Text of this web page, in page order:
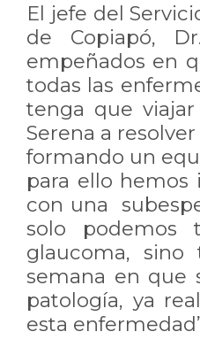
El jefe del
de Copiapó,
empeñados en
todas las
tenga que
Serena a
formando un
para ello
con una
solo podemos
glaucoma,
semana en que
patología, ya
esta